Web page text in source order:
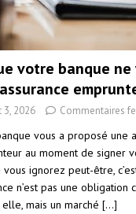
votre banque
3, 2026 Commentaires
vous a proposé une
au moment de signer
vous ignorez peut-être,
n’est pas une obligation
mais un marché […]